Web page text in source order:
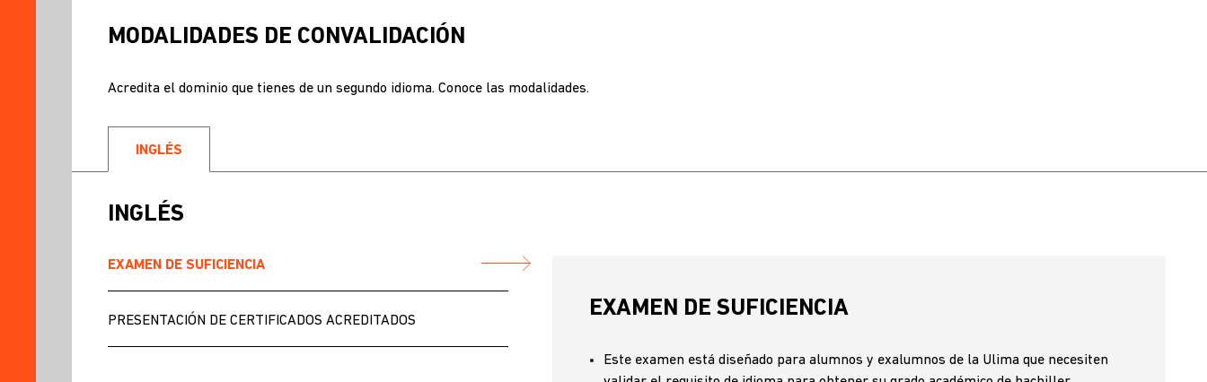
MODALIDADES DE CONVALIDACIÓN
Acredita el dominio que tienes de un segundo idioma. Conoce las modalidades.
INGLÉS
INGLÉS
EXAMEN DE SUFICIENCIA
PRESENTACIÓN DE CERTIFICADOS ACREDITADOS EXAMEN DE SUFICIENCIA
Este examen está diseñado para alumnos y exalumnos de la Ulima que necesiten